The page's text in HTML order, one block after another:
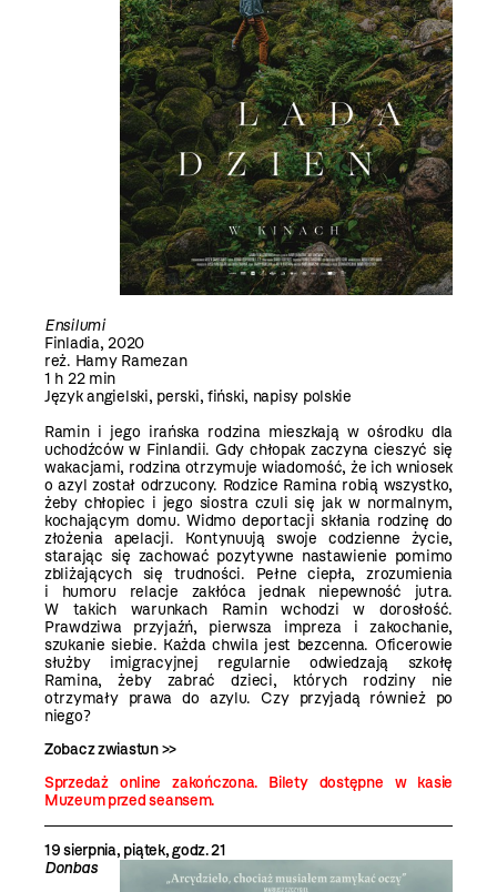
Ensilumi
Finladia, 2020
reż. Hamy Ramezan
1 h 22 min
Język angielski, perski, fiński, napisy polskie
Ramin i jego irańska rodzina mieszkają w ośrodku dla
uchodźców w Finlandii. Gdy chłopak zaczyna cieszyć się
wakacjami, rodzina otrzymuje wiadomość, że ich wniosek
o azyl został odrzucony. Rodzice Ramina robią wszystko,
żeby chłopiec i jego siostra czuli się jak w normalnym,
kochającym domu. Widmo deportacji skłania rodzinę do
złożenia apelacji. Kontynuują swoje codzienne życie,
starając się zachować pozytywne nastawienie pomimo
zbliżających się trudności. Pełne ciepła, zrozumienia
i humoru relacje zakłóca jednak niepewność jutra.
W takich warunkach Ramin wchodzi w dorosłość.
Prawdziwa przyjaźń, pierwsza impreza i zakochanie,
szukanie siebie. Każda chwila jest bezcenna. Oficerowie
służby imigracyjnej regularnie odwiedzają szkołę
Ramina, żeby zabrać dzieci, których rodziny nie
otrzymały prawa do azylu. Czy przyjadą również po
niego?
Zobacz zwiastun >>
Sprzedaż online zakończona. Bilety dostępne w kasie
Muzeum przed seansem.
19 sierpnia, piątek, godz. 21
Donbas